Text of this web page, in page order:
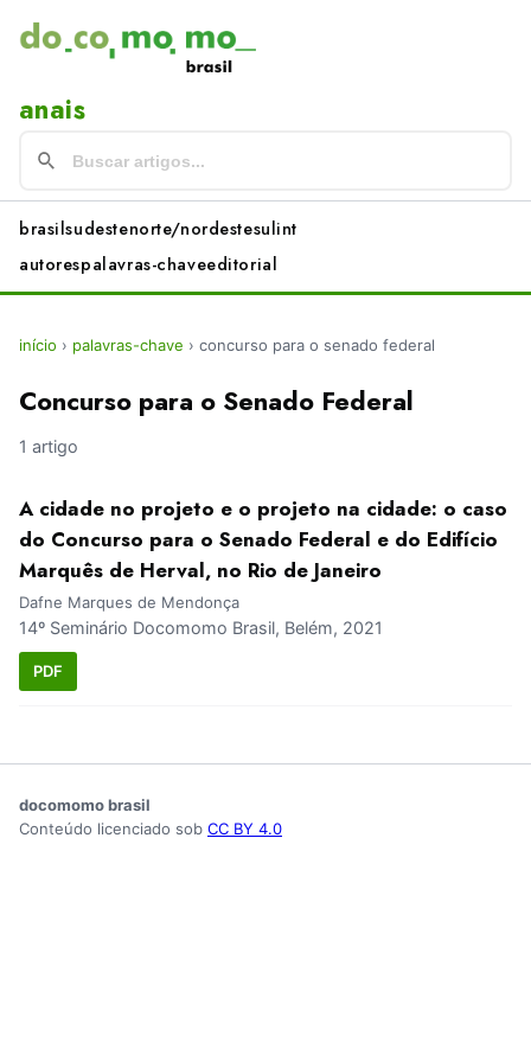
anais
brasilsudestenorte/nordestesulint
autorespalavras-chaveeditorial
início › palavras-chave › concurso para o senado federal
Concurso para o Senado Federal
1 artigo
A cidade no projeto e o projeto na cidade: o caso
do Concurso para o Senado Federal e do Edifício
Marquês de Herval, no Rio de Janeiro
Dafne Marques de Mendonça
14º Seminário Docomomo Brasil, Belém, 2021
PDF
docomomo brasil
Conteúdo licenciado sob CC BY 4.0